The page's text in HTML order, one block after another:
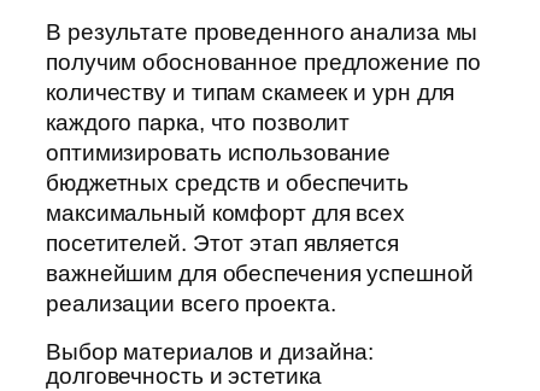
В результате проведенного анализа мы
получим обоснованное предложение по
количеству и типам скамеек и урн для
каждого парка, что позволит
оптимизировать использование
бюджетных средств и обеспечить
максимальный комфорт для всех
посетителей. Этот этап является
важнейшим для обеспечения успешной
реализации всего проекта.
Выбор материалов и дизайна:
долговечность и эстетика